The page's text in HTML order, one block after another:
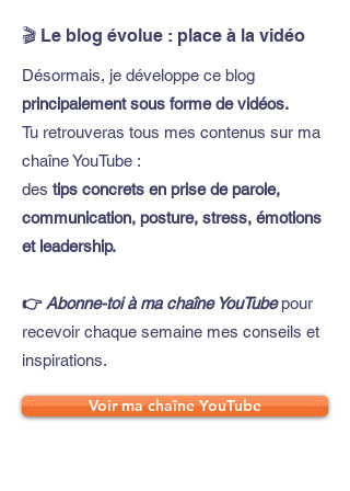
🎬 Le blog évolue : place à la vidéo
Désormais, je développe ce blog
principalement sous forme de vidéos.
Tu retrouveras tous mes contenus sur ma
chaîne YouTube :
des tips concrets en prise de parole,
communication, posture, stress, émotions
et leadership.
👉Abonne-toi à ma chaîne YouTube pour
recevoir chaque semaine mes conseils et
inspirations.
Voir ma chaîne YouTube